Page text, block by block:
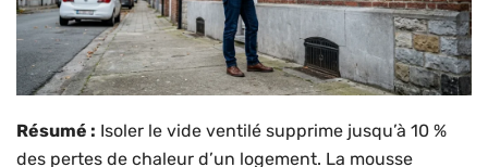
Résumé : Isoler le vide ventilé supprime jusqu’à 10 %
des pertes de chaleur d’un logement. La mousse